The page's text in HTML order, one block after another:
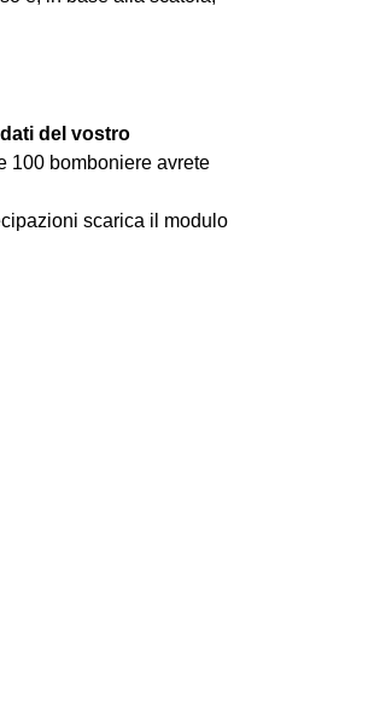
del vostro
100 bomboniere avrete
scarica il modulo